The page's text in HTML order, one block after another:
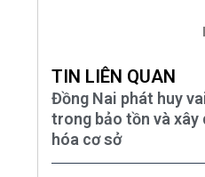
TIN LIÊN QUAN
Đồng Nai phát huy
trong bảo tồn và xây
hóa cơ sở